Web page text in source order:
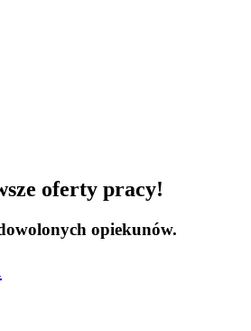
oferty pracy!
opiekunów.